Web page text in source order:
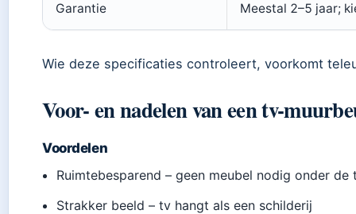
Garantie Meestal 2–5 jaar;
Wie deze specificaties controleert, voorkomt
Voor- en nadelen van een tv-
Voordelen
Ruimtebesparend – geen meubel nodig onder de
Strakker beeld – tv hangt als een schilderij